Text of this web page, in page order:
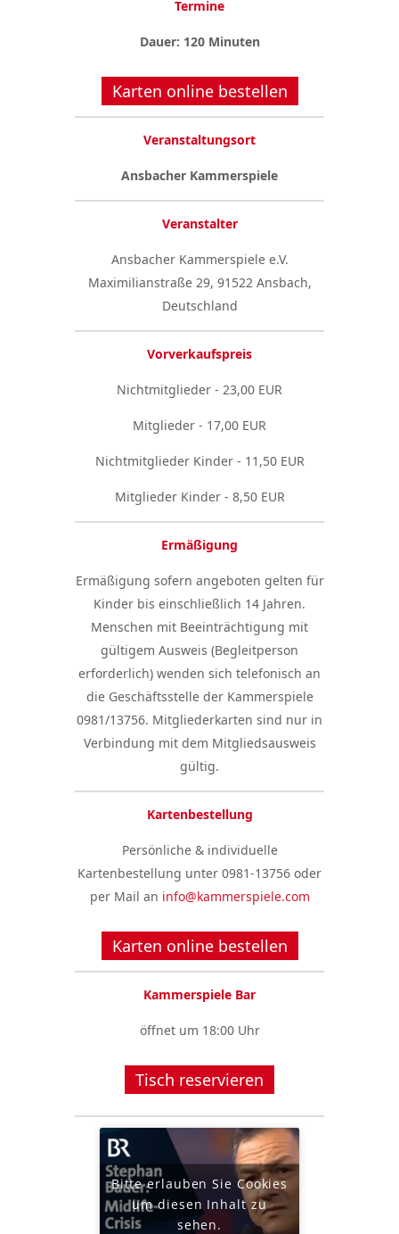
Termine
Dauer: 120 Minuten
Karten online bestellen
Veranstaltungsort
Ansbacher Kammerspiele
Veranstalter
Ansbacher Kammerspiele e.V.
Maximilianstraße 29, 91522 Ansbach,
Deutschland
Vorverkaufspreis
Nichtmitglieder - 23,00 EUR
Mitglieder - 17,00 EUR
Nichtmitglieder Kinder - 11,50 EUR
Mitglieder Kinder - 8,50 EUR
Ermäßigung
Ermäßigung sofern angeboten gelten für
Kinder bis einschließlich 14 Jahren.
Menschen mit Beeinträchtigung mit
gültigem Ausweis (Begleitperson
erforderlich) wenden sich telefonisch an
die Geschäftsstelle der Kammerspiele
0981/13756. Mitgliederkarten sind nur in
Verbindung mit dem Mitgliedsausweis
gültig.
Kartenbestellung
Persönliche & individuelle
Kartenbestellung unter 0981-13756 oder
per Mail an info@kammerspiele.com
Karten online bestellen
Kammerspiele Bar
öffnet um 18:00 Uhr
Tisch reservieren
Bitte erlauben Sie Cookies
um diesen Inhalt zu
sehen.